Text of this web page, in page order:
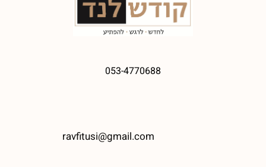
053-4770688